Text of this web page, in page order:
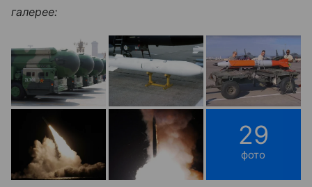
галерее:
29
фото